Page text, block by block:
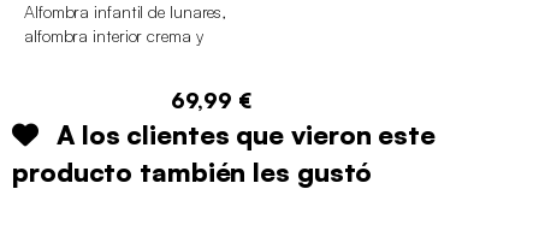
Alfombra infantil de lunares,
alfombra interior crema y
69,99 €
A los clientes que vieron este
producto también les gustó